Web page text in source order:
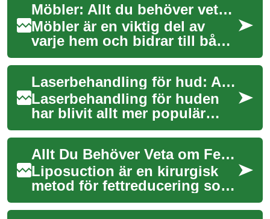
Möbler: Allt du behöver veta om sovrum och sängar
Möbler är en viktig del av
varje hem och bidrar till både
funktion och estetik. När det
gäller sovrummet är sängen
ut...
Laserbehandling för hud: Allt du behöver veta
Laserbehandling för huden
har blivit allt mer populär
som en effektiv metod för att
förbättra hudens utseende
och häl...
Allt Du Behöver Veta om Fettreducering genom Liposuction
Liposuction är en kirurgisk
metod för fettreducering som
har hjälpt många människor
att uppnå sina kroppsliga